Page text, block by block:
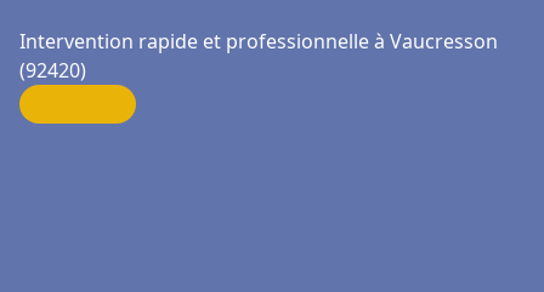
Intervention rapide et professionnelle à Vaucresson
(92420)